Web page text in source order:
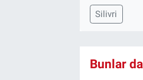
Silivri
Bunlar